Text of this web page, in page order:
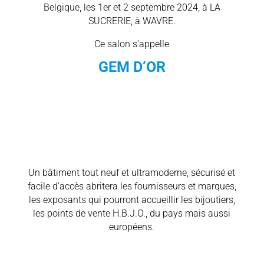
Belgique, les 1er et 2 septembre 2024, à LA
SUCRERIE, à WAVRE.
Ce salon s’appelle
GEM D’OR
Un bâtiment tout neuf et ultramoderne, sécurisé et
facile d’accès abritera les fournisseurs et marques,
les exposants qui pourront accueillir les bijoutiers,
les points de vente H.B.J.O., du pays mais aussi
européens.